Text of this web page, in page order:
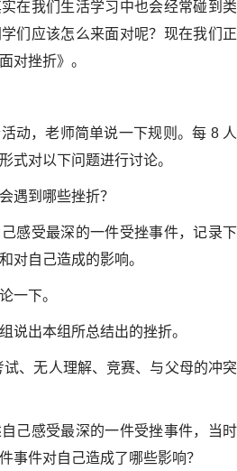
在我们生活学习中也会经常碰到类
们应该怎么来面对呢？现在我们正
对挫折》。
动，老师简单说一下规则。每 8 人
式对以下问题进行讨论。
遇到哪些挫折？
感受最深的一件受挫事件，记录下
对自己造成的影响。
一下。
说出本组所总结出的挫折。
试、无人理解、竞赛、与父母的冲突
己感受最深的一件受挫事件，当时
事件对自己造成了哪些影响？